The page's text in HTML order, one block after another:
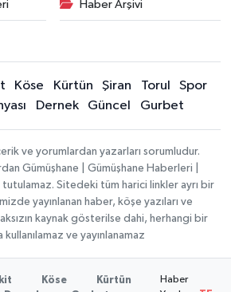
Haber Arşivi
Köse Kürtün Şiran Torul
Spor
Dernek Güncel Gurbet
ve yorumlardan yazarları sorumludur.
Gümüşhane | Gümüşhane Haberleri |
Sitedeki tüm harici linkler ayrı bir
yayınlanan haber, köşe yazıları ve
kaynak gösterilse dahi, herhangi bir
ve yayınlanamaz
Köse
Kürtün
Haber